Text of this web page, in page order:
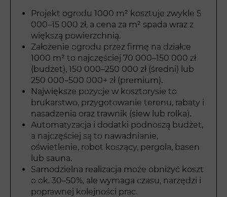
Projekt ogrodu 1000 m² kosztuje zwykle 5
000–15 000 zł, a cena za m² spada wraz z
większą powierzchnią.
Założenie ogrodu przez firmę na działce
1000 m² to najczęściej 70 000–150 000 zł
(budżet), 150 000–250 000 zł (średni) lub
250 000–500 000+ zł (premium).
Największe pozycje w kosztorysie to
brukarstwo, przygotowanie terenu, rabaty i
nasadzenia oraz trawnik (siew lub rolka).
Automatyzacja i dodatki podnoszą budżet,
a najczęściej są to nawadnianie,
oświetlenie, robot koszący, pergola, basen
lub sauna.
Samodzielna realizacja może obniżyć koszt
o ok. 30–50%, ale wymaga czasu, narzędzi i
poprawnej kolejności prac.